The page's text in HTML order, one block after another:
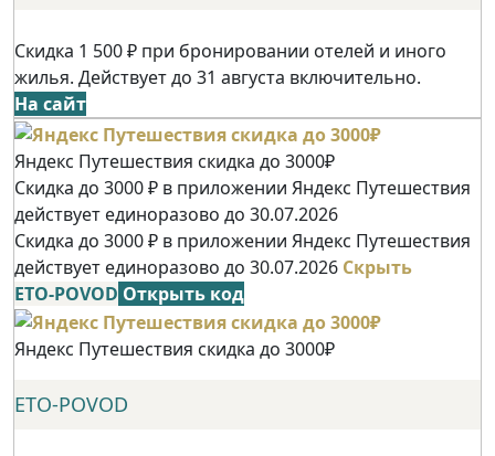
Скидка 1 500 ₽ при бронировании отелей и иного
жилья. Действует до 31 августа включительно.
На сайт
Яндекс Путешествия скидка до 3000₽
Скидка до 3000 ₽ в приложении Яндекс Путешествия
действует единоразово до 30.07.2026
Скидка до 3000 ₽ в приложении Яндекс Путешествия
действует единоразово до 30.07.2026 Скрыть
ETO-POVOD Открыть код
Яндекс Путешествия скидка до 3000₽
ETO-POVOD